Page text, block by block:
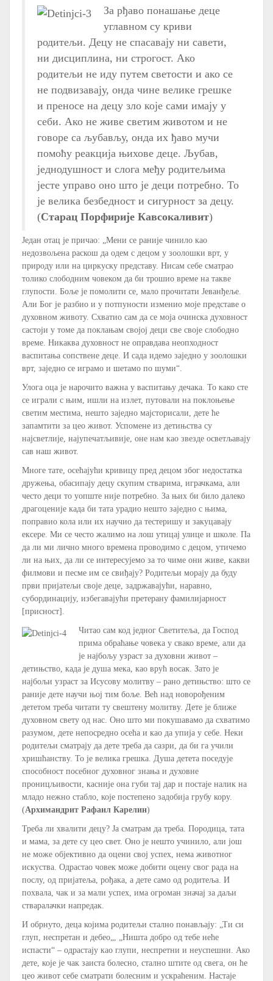
За рђаво понашање деце
углавном су криви
родитељи. Децу не спасавају ни савети,
ни дисциплина, ни строгост. Ако
родитељи не иду путем светости и ако се
не подвизавају, онда чине велике грешке
и преносе на децу зло које сами имају у
себи. Ако не живе светим животом и не
говоре са љубављу, онда их ђаво мучи
помоћу реакција њихове деце. Љубав,
једнодушност и слога међу родитељима
јесте управо оно што је деци потребно. То
је велика безбедност и сигурност за децу.
(Старац Порфирије Кавсокаливит)
Један отац је причао: „Мени се раније чинило као
недозвољена раскош да одем с децом у зоолошки врт, у
природу или на циркуску представу. Нисам себе сматрао
толико слободним човеком да би трошио време на такве
глупости. Боље је помолити се, мало прочитати Јеванђеље.
Али Бог је разбио и у потпуности изменио моје представе о
духовном животу. Схватио сам да се моја очинска духовност
састоји у томе да поклањам својој деци све своје слободно
време. Никаква духовност не оправдава неопходност
васпитања сопствене деце. И сада идемо заједно у зоолошки
врт, заједно се играмо и шетамо по шуми“.
Улога оца је нарочито важна у васпитању дечака. То како сте
се играли с њим, ишли на излет, путовали на поклоњење
светим местима, нешто заједно мајсторисали, дете ће
запамтити за цео живот. Успомене из детињства су
најсветлије, најупечатљивије, оне нам као звезде осветљавају
сав наш живот.
Многе тате, осећајући кривицу пред децом због недостатка
дружења, обасипају децу скупим стварима, играчкама, али
често деци то уопште није потребно. За њих би било далеко
драгоценије када би тата урадио нешто заједно с њима,
поправио кола или их научио да тестеришу и закуцавају
ексере. Ми се често жалимо на лош утицај улице и школе. Па
да ли ми лично много времена проводимо с децом, утичемо
ли на њих, да ли се интересујемо за то чиме они живе, какви
филмови и песме им се свиђају? Родитељи морају да буду
први пријатељи своје деце, задржавајући, наравно,
субординацију, избегавајући претерану фамилијарност
[присност].
Читао сам код једног Светитеља, да Господ
прима обраћање човека у свако време, али да
је најбољу узраст за духовни живот –
детињство, када је душа мека, као врућ восак. Зато је
најбољи узраст за Исусову молитву – рано детињство: што се
раније дете научи њој тим боље. Већ над новорођеним
дететом треба читати ту свештену молитву. Дете је ближе
духовном свету од нас. Оно што ми покушавамо да схватимо
разумом, дете непосредно осећа и као да упија у себе. Неки
родитељи сматрају да дете треба да сазри, да би га учили
хришћанству. То је велика грешка. Душа детета поседује
способност посебног духовног знања и духовне
проницљивости, касније она губи тај дар и постаје налик на
младо нежно стабло, које постепено задобија грубу кору.
(Архимандрит Рафаил Карелин)
Треба ли хвалити децу? Ја сматрам да треба. Породица, тата
и мама, за дете су цео свет. Оно је нешто учинило, али још
не може објективно да оцени свој успех, нема животног
искуства. Одрастао човек може добити оцену свог рада на
послу, од пријатеља, рођака, а дете само од родитеља. И
похвала, чак и за мали успех, има огроман значај за даљи
стваралачки напредак.
И обрнуто, деца којима родитељи стално понављају: „Ти си
глуп, неспретан и дебео„, „Ништа добро од тебе неће
испасти“ – одрастају као глупи, неспретни и неуспешни. Ако
дете, које је чак заиста болесно, стално штите од свега, он ће
цео живот себе сматрати болесним и ускраћеним. Настаје